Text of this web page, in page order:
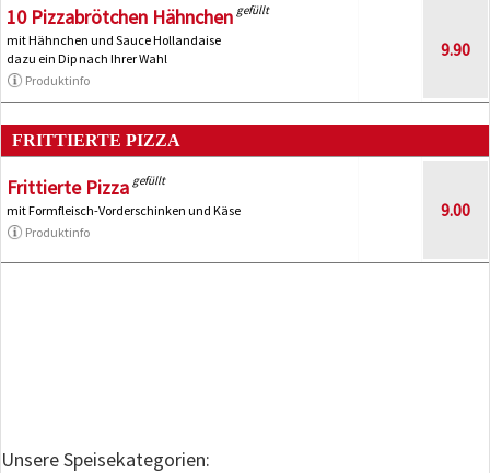
10 Pizzabrötchen Hähnchen gefüllt
mit Hähnchen und Sauce Hollandaise
dazu ein Dip nach Ihrer Wahl
Produktinfo
9.90
FRITTIERTE PIZZA
Frittierte Pizza gefüllt
mit Formfleisch-Vorderschinken und Käse
Produktinfo
9.00
Unsere Speisekategorien: